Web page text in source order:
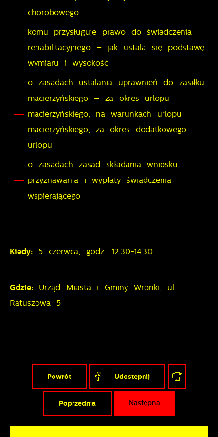
chorobowego
komu przysługuje prawo do świadczenia
rehabilitacyjnego – jak ustala się podstawę
wymiaru i wysokość
o zasadach ustalania uprawnień do zasiłku
macierzyńskiego – za okres urlopu
macierzyńskiego, na warunkach urlopu
macierzyńskiego, za okres dodatkowego
urlopu
o zasadach zasad składania wniosku,
przyznawania i wypłaty świadczenia
wspierającego
Kiedy: 5 czerwca, godz. 12:30-14:30
Gdzie: Urząd Miasta i Gminy Wronki, ul.
Ratuszowa 5
Powrót Udostępnij
Poprzednia Następna
pośredników prezentujących nasze treści w postaci